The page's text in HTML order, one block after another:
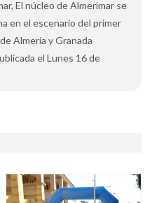
El núcleo de Almerimar se
en el escenario del primer
Almería y Granada
el Lunes 16 de